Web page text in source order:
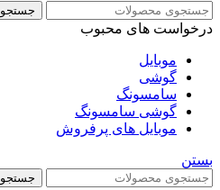
جستجو
درخواست های محبوب
موبایل
گوشی
سامسونگ
گوشی سامسونگ
موبایل های پرفروش
بستن
جستجو